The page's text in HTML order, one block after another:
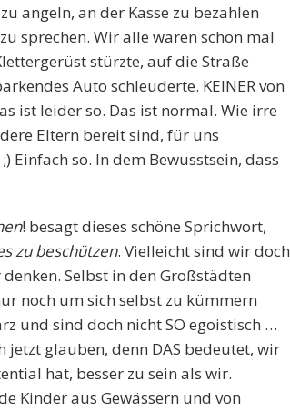
angeln, an der Kasse zu bezahlen
sprechen. Wir alle waren schon mal
stürzte, auf die Straße
Auto schleuderte. KEINER von
ist leider so. Das ist normal. Wie irre
Eltern bereit sind, für uns
Einfach so. In dem Bewusstsein, dass
! besagt dieses schöne Sprichwort,
zu beschützen. Vielleicht sind wir doch
Selbst in den Großstädten
noch um sich selbst zu kümmern
und sind doch nicht SO egoistisch …
jetzt glauben, denn DAS bedeutet, wir
hat, besser zu sein als wir.
Kinder aus Gewässern und von